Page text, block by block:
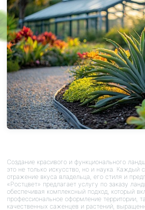
Создание красивого и функционального
это не только искусство, но и наука. Каждый
отражение вкуса владельца, его стиля и
«Ростцвет» предлагает услугу по заказу
обеспечивая комплексный подход, который
профессиональное оформление территории,
качественных саженцев и растений,